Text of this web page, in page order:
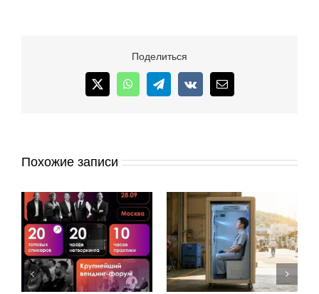
Поделиться
X WhatsAppTelegram
Vk Email
Похожие записи